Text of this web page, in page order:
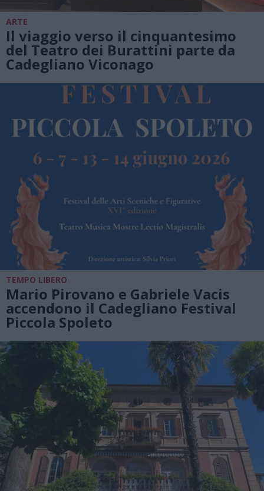
ARTE
Il viaggio verso il cinquantesimo
del Teatro dei Burattini parte da
Cadegliano Viconago
TEMPO LIBERO
Mario Pirovano e Gabriele Vacis
accendono il Cadegliano Festival
Piccola Spoleto